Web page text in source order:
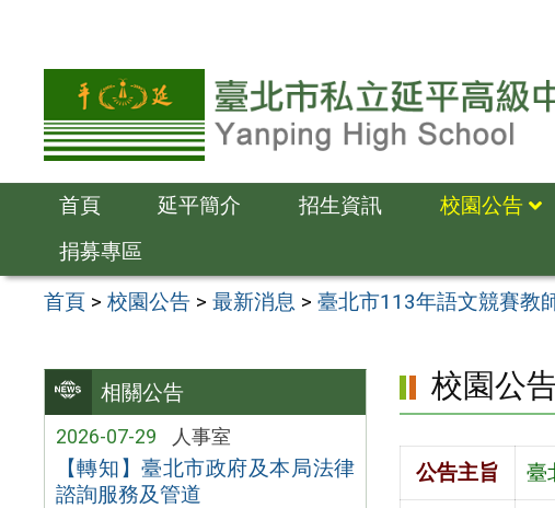
容
首頁 延平簡介 招生資訊 校園公告
捐募專區
首頁 >校園公告 >最新消息 >臺北市113年語文競賽教
相關公告
2026-07-29 人事室
【轉知】臺北市政府及本局法律
諮詢服務及管道
校園公
公告主旨 臺